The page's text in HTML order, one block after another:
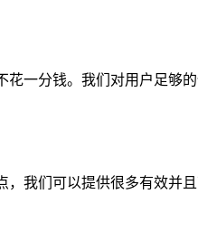
一分钱。我们对用户足够
我们可以提供很多有效并